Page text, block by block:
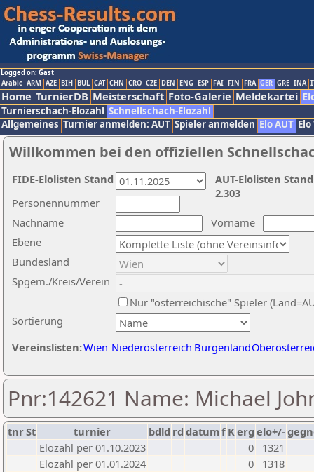
Logged on: Gast
Arabic ARM AZE BIH BUL CAT CHN CRO CZE DEN ENG ESP FAI FIN FRA GER GRE INA
Home TurnierDB Meisterschaft Foto-Galerie Meldekartei
Turnierschach-Elozahl Schnellschach-Elozahl
Allgemeines Turnier anmelden: AUT Spieler anmelden Elo AUT
Willkommen bei den offiziellen
Nachname
Vorname
Ebene
Sortierung
Personennummer
Bundesland
Spgem./Kreis/Verein
Nur "österreichische" Spieler
Vereinslisten:Wien Niederösterreich Burgenland
AUT-Elolisten
2.303
FIDE-Elolisten Stand
Pnr:142621 Name: Michael
tnrSt turnier bdld rd datumf Kerg elo+/-
Elozahl per 01.10.2023
0
1321
Elozahl per 01.01.2024
0
1318